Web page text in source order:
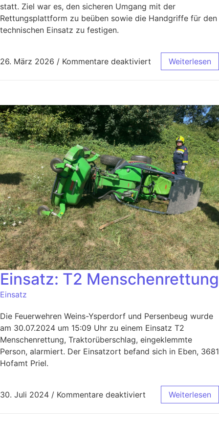
statt. Ziel war es, den sicheren Umgang mit der
Rettungsplattform zu beüben sowie die Handgriffe für den
technischen Einsatz zu festigen.
26. März 2026 / Kommentare deaktiviert Weiterlesen
Einsatz: T2 Menschenrettung
Einsatz
Die Feuerwehren Weins-Ysperdorf und Persenbeug wurde
am 30.07.2024 um 15:09 Uhr zu einem Einsatz T2
Menschenrettung, Traktorüberschlag, eingeklemmte
Person, alarmiert. Der Einsatzort befand sich in Eben, 3681
Hofamt Priel.
30. Juli 2024 / Kommentare deaktiviert Weiterlesen